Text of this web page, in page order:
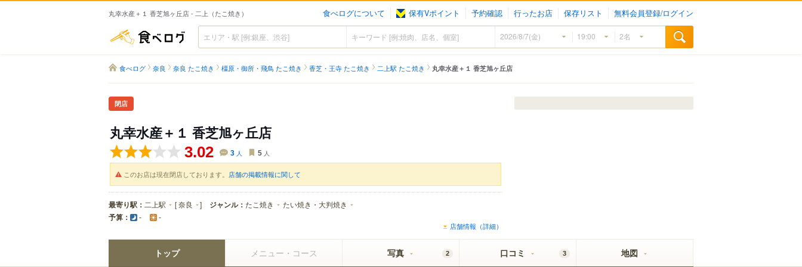
丸幸水産＋１ 香芝旭ヶ丘店 - 二上（たこ焼き） 食べログについて 保有Vポイント 予約確認 行ったお店 保存リスト 無料会員登録/ログイン
食べログ
食べログ 奈良 奈良 たこ焼き 橿原・御所・飛鳥 たこ焼き 香芝・王寺 たこ焼き 二上駅 たこ焼き 丸幸水産＋１ 香芝旭ヶ丘店
閉店
丸幸水産＋１ 香芝旭ヶ丘店
3.02 3 人 5 人
このお店は現在閉店しております。 店舗の掲載情報に関して
最寄り駅： 二上駅 [奈良 ] ジャンル： たこ焼き たい焼き・大判焼き
予算： - -
店舗情報（詳細）
トップ メニュー・コース 写真 2 口コミ 3 地図